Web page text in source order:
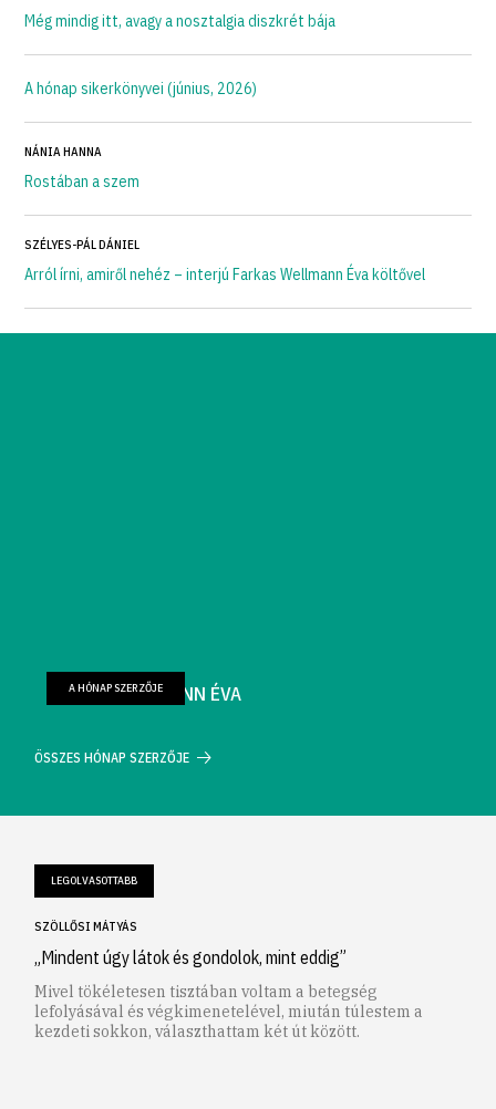
Még mindig itt, avagy a nosztalgia diszkrét bája
A hónap sikerkönyvei (június, 2026)
NÁNIA HANNA
Rostában a szem
SZÉLYES-PÁL DÁNIEL
Arról írni, amiről nehéz – interjú Farkas Wellmann Éva költővel
FARKAS WELLMANN ÉVA
A HÓNAP SZERZŐJE
ÖSSZES HÓNAP SZERZŐJE
LEGOLVASOTTABB
SZÖLLŐSI MÁTYÁS
„Mindent úgy látok és gondolok, mint eddig”
Mivel tökéletesen tisztában voltam a betegség
lefolyásával és végkimenetelével, miután túlestem a
kezdeti sokkon, választhattam két út között.